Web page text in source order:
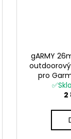
gARMY
pro
2